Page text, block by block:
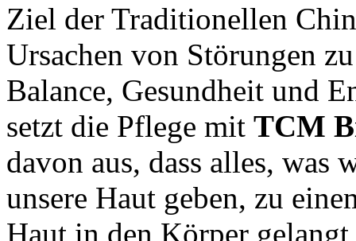
Ziel der Traditionellen
Ursachen von Störungen
Balance, Gesundheit und
setzt die Pflege mit TCM
davon aus, dass alles, was
unsere Haut geben, zu
Haut in den Körper